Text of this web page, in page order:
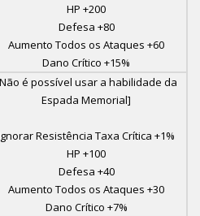
HP +200
Defesa +80
Aumento Todos os Ataques +60
Dano Crítico +15%
é possível usar a habilidade da
Espada Memorial]
Resistência Taxa Crítica +1%
HP +100
Defesa +40
Aumento Todos os Ataques +30
Dano Crítico +7%